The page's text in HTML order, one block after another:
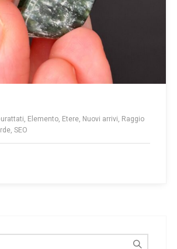
Elemento, Etere, Nuovi arrivi, Raggio
SEO